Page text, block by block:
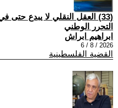
(33) العقل النقلي لا يبدع
التحرر الوطني
ابراهيم ابراش
2026 / 8 / 6
القضية الفلسطينية